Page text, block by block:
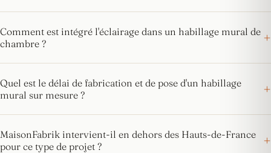
Comment est intégré l'éclairage dans un habillage mural de
chambre ?
Quel est le délai de fabrication et de pose d'un habillage
mural sur mesure ?
MaisonFabrik intervient-il en dehors des Hauts-de-France
pour ce type de projet ?